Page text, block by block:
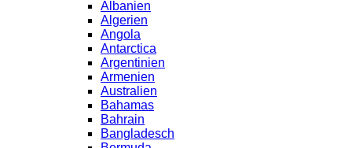
Albanien
Algerien
Angola
Antarctica
Argentinien
Armenien
Australien
Bahamas
Bahrain
Bangladesch